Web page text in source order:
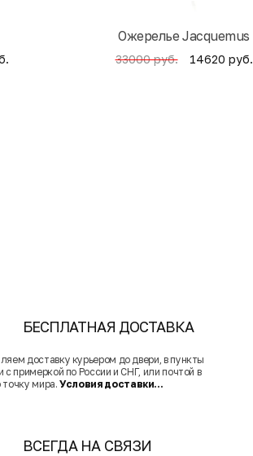
Ожерелье Jacquemus
33000 руб. 14620 руб.
БЕСПЛАТНАЯ ДОСТАВКА
доставку курьером до двери, в пункты
с примеркой по России и СНГ, или почтой в
мира.Условия доставки...
ВСЕГДА НА СВЯЗИ